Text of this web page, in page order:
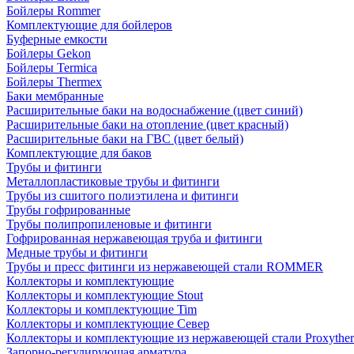
Бойлеры Rommer
Комплектующие для бойлеров
Буферные емкости
Бойлеры Gekon
Бойлеры Termica
Бойлеры Thermex
Баки мембранные
Расширительные баки на водоснабжение (цвет синий)
Расширительные баки на отопление (цвет красный)
Расширительные баки на ГВС (цвет белый)
Комплектующие для баков
Трубы и фитинги
Металлопластиковые трубы и фитинги
Трубы из сшитого полиэтилена и фитинги
Трубы гофрированные
Трубы полипропиленовые и фитинги
Гофрированная нержавеющая труба и фитинги
Медные трубы и фитинги
Трубы и пресс фитинги из нержавеющей стали ROMMER
Коллекторы и комплектующие
Коллекторы и комплектующие Stout
Коллекторы и комплектующие Tim
Коллекторы и комплектующие Север
Коллекторы и комплектующие из нержавеющей стали